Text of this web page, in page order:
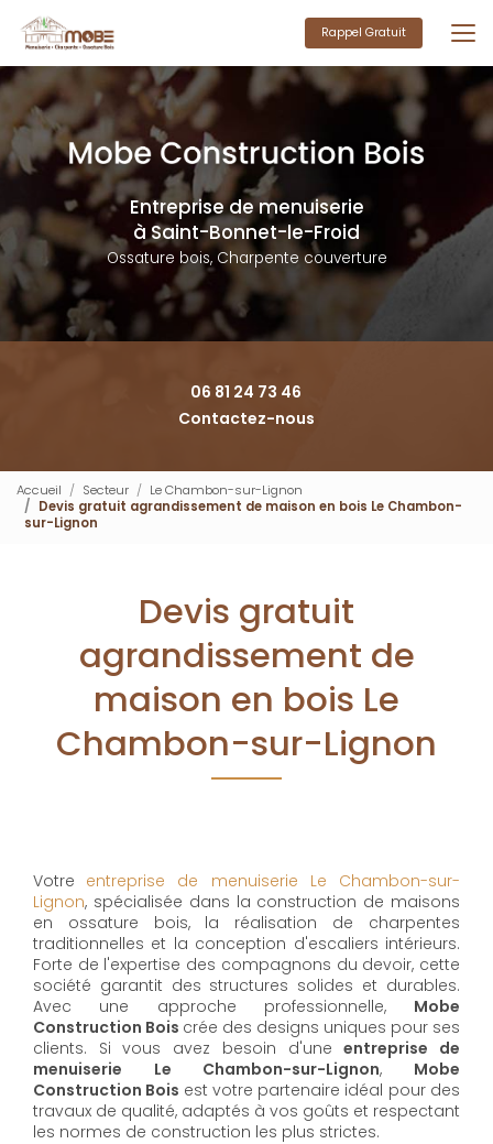
contenu
principal
Rappel Gratuit
Entreprise de menuiserie
à Saint-Bonnet-le-Froid
Ossature bois, Charpente couverture
06 81 24 73 46
Contactez-nous
Accueil Secteur
Le Chambon-sur-Lignon
Devis gratuit agrandissement de maison en bois Le Chambon-
sur-Lignon
Devis gratuit
agrandissement de
maison en bois Le
Chambon-sur-Lignon
Votre entreprise de menuiserie Le Chambon-sur-
Lignon, spécialisée dans la construction de maisons
en ossature bois, la réalisation de charpentes
traditionnelles et la conception d'escaliers intérieurs.
Forte de l'expertise des compagnons du devoir, cette
société garantit des structures solides et durables.
Avec une approche professionnelle, Mobe
Construction Bois crée des designs uniques pour ses
clients. Si vous avez besoin d'uneentreprise de
menuiserie Le Chambon-sur-Lignon, Mobe
Construction Bois est votre partenaire idéal pour des
travaux de qualité, adaptés à vos goûts et respectant
les normes de construction les plus strictes.